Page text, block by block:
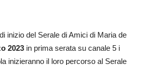
inizio del Serale di Amici di Maria de
2023 in prima serata su canale 5 i
inizieranno il loro percorso al Serale